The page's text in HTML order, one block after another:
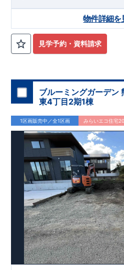
見学予約・資料請求
物件詳細を
ブルーミングガーデン
東4丁目2期1棟
1区画販売中／全1区画 みらいエコ住宅